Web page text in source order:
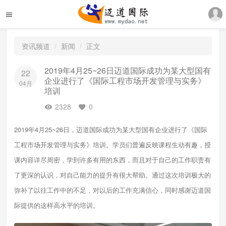
资讯频道 新闻 正文
22
04月
2019年4月25~26日迈道国际成功为某大型国有
企业进行了《国际工程市场开发管理与实务》
培训
2328 0
2019年4月25~26日，迈道国际成功为某大型国有企业进行了《国际
工程市场开发管理与实务》培训。学员们普遍反映课程生动有趣，授
课内容详尽周密，学到许多有用的东西，而且对于自己的工作职责有
了更深的认识，对自己能力的提升有很大帮助。通过这次培训极大的
弥补了以往工作中的不足，对以后的工作充满信心，同时感谢迈道国
际提供的这样高水平的培训。